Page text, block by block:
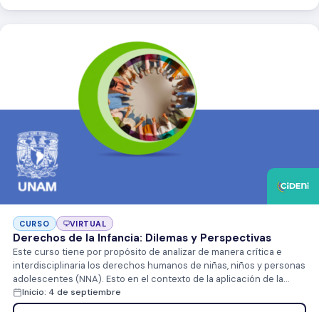
CURSO VIRTUAL
Derechos de la Infancia: Dilemas y Perspectivas
Este curso tiene por propósito de analizar de manera crítica e
interdisciplinaria los derechos humanos de niñas, niños y personas
adolescentes (NNA). Esto en el contexto de la aplicación de la
Convención sobre los Derechos del Niño (CDN), que ha generado
una profunda transformación en la manera de concebir a la niñez,
Inicio: 4 de septiembre